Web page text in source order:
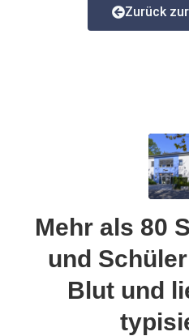
Zurück
Mehr als 80
und
Blut und